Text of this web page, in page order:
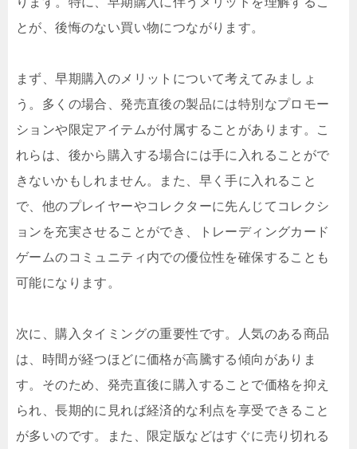
とが、後悔のない買い物につながります。
まず、早期購入のメリットについて考えてみましょ
う。多くの場合、発売直後の製品には特別なプロモー
ションや限定アイテムが付属することがあります。こ
れらは、後から購入する場合には手に入れることがで
きないかもしれません。また、早く手に入れること
で、他のプレイヤーやコレクターに先んじてコレクシ
ョンを充実させることができ、トレーディングカード
ゲームのコミュニティ内での優位性を確保することも
可能になります。
次に、購入タイミングの重要性です。人気のある商品
は、時間が経つほどに価格が高騰する傾向がありま
す。そのため、発売直後に購入することで価格を抑え
られ、長期的に見れば経済的な利点を享受できること
が多いのです。また、限定版などはすぐに売り切れる